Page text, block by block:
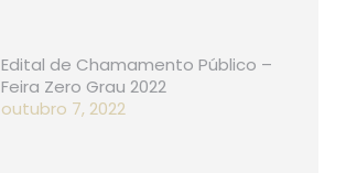
Edital de Chamamento Público –
Feira Zero Grau 2022
outubro 7, 2022